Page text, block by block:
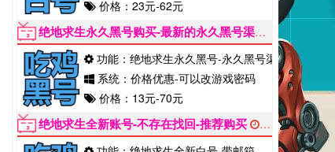
价格：23元-62元
绝地求生永久黑号购买-最新的永久黑号渠道
功能：绝地求生永久黑号-永久黑号渠道
系统：价格优惠-可以改游戏密码
价格：13元-70元
绝地求生全新账号-不存在找回-推荐购买
2022-06-12